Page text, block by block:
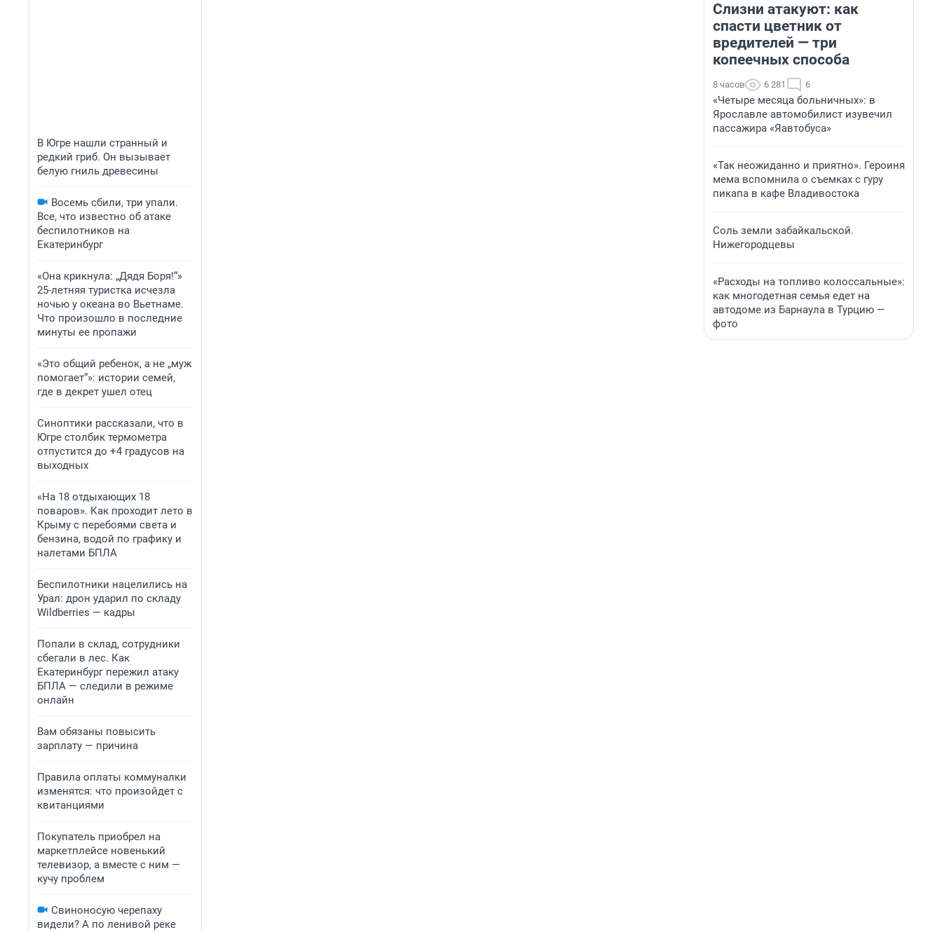
В Югре нашли странный и
редкий гриб. Он вызывает
белую гниль древесины
Восемь сбили, три упали.
Все, что известно об атаке
беспилотников на
Екатеринбург
«Она крикнула: „Дядя Боря!“»
25-летняя туристка исчезла
ночью у океана во Вьетнаме.
Что произошло в последние
минуты ее пропажи
«Это общий ребенок, а не „муж
помогает“»: истории семей,
где в декрет ушел отец
Синоптики рассказали, что в
Югре столбик термометра
отпустится до +4 градусов на
выходных
«На 18 отдыхающих 18
поваров». Как проходит лето в
Крыму с перебоями света и
бензина, водой по графику и
налетами БПЛА
Беспилотники нацелились на
Урал: дрон ударил по складу
Wildberries — кадры
Попали в склад, сотрудники
сбегали в лес. Как
Екатеринбург пережил атаку
БПЛА — следили в режиме
онлайн
Вам обязаны повысить
зарплату — причина
Правила оплаты коммуналки
изменятся: что произойдет с
квитанциями
Покупатель приобрел на
маркетплейсе новенький
телевизор, а вместе с ним —
кучу проблем
Свиноносую черепаху
видели? А по ленивой реке
Слизни атакуют: как
спасти цветник от
вредителей — три
копеечных способа
8 часов 6 281 6
«Четыре месяца больничных»: в
Ярославле автомобилист изувечил
пассажира «Яавтобуса»
«Так неожиданно и приятно». Героиня
мема вспомнила о съемках с гуру
пикапа в кафе Владивостока
Соль земли забайкальской.
Нижегородцевы
«Расходы на топливо колоссальные»:
как многодетная семья едет на
автодоме из Барнаула в Турцию —
фото